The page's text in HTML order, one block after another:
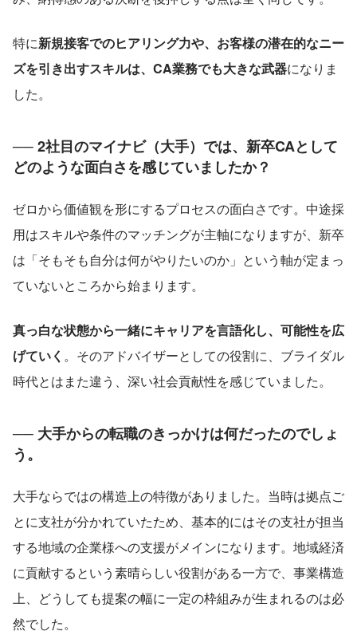
特に新規接客でのヒアリング力や、お客様の潜在的なニー
ズを引き出すスキルは、CA業務でも大きな武器になりま
した。
── 2社目のマイナビ（大手）では、新卒CAとして
どのような面白さを感じていましたか？
ゼロから価値観を形にするプロセスの面白さです。中途採
用はスキルや条件のマッチングが主軸になりますが、新卒
は「そもそも自分は何がやりたいのか」という軸が定まっ
ていないところから始まります。
真っ白な状態から一緒にキャリアを言語化し、可能性を広
げていく 。そのアドバイザーとしての役割に、ブライダル
時代とはまた違う、深い社会貢献性を感じていました。
── 大手からの転職のきっかけは何だったのでしょ
う。
大手ならではの構造上の特徴がありました。当時は拠点ご
とに支社が分かれていたため、基本的にはその支社が担当
する地域の企業様への支援がメインになります。地域経済
に貢献するという素晴らしい役割がある一方で、事業構造
上、どうしても提案の幅に一定の枠組みが生まれるのは必
然でした。